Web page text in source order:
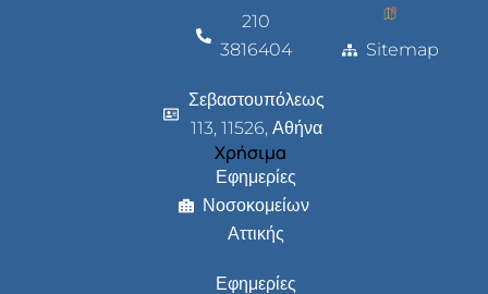
210
3816404
Σεβαστουπόλεως
113, 11526, Αθήνα
Χρήσιμα
Εφημερίες
Νοσοκομείων
Αττικής
Εφημερίες
Sitemap